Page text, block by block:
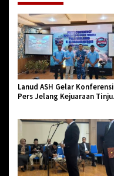
Lanud ASH Gelar Konferensi
Pers Jelang Kejuaraan Tinju